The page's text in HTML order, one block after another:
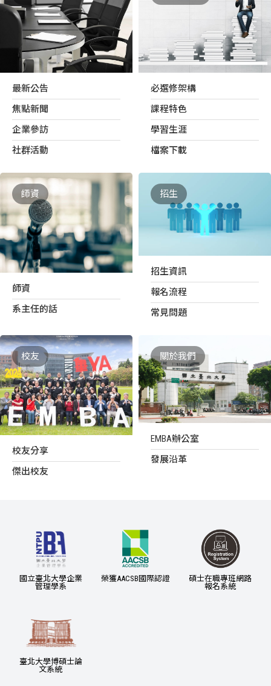
最新公告
焦點新聞
企業參訪
社群活動
必選修架構
課程特色
學習生涯
檔案下載
師資
師資
系主任的話
招生
招生資訊
報名流程
常見問題
校友
校友分享
傑出校友
關於我們
EMBA辦公室
發展沿革
國立臺北大學企業
管理學系
榮獲AACSB國際認證
碩士在職專班網路
報名系統
臺北大學博碩士論
文系統